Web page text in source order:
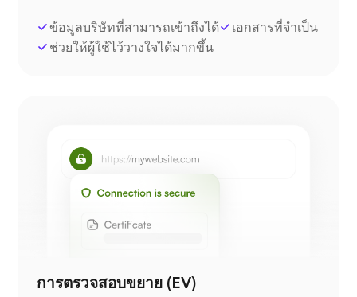
ข้อมูลบริษัทที่สามารถเข้าถึงได้
เอกสารที่จำเป็น
ช่วยให้ผู้ใช้ไว้วางใจได้มากขึ้น
การตรวจสอบขยาย (EV)